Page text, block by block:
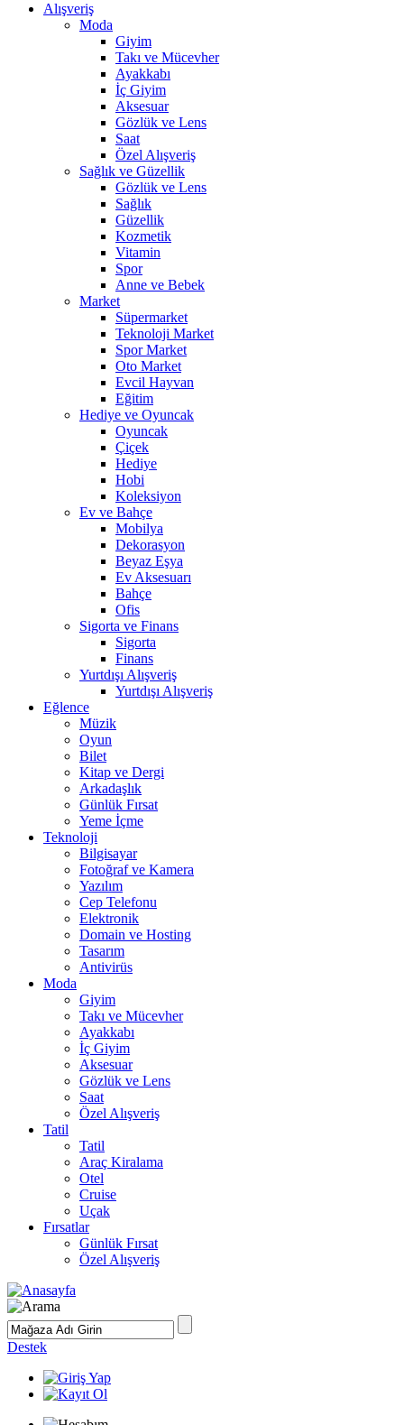
Alışveriş
Moda
Giyim
Takı ve Mücevher
Ayakkabı
İç Giyim
Aksesuar
Gözlük ve Lens
Saat
Özel Alışveriş
Sağlık ve Güzellik
Gözlük ve Lens
Sağlık
Güzellik
Kozmetik
Vitamin
Spor
Anne ve Bebek
Market
Süpermarket
Teknoloji Market
Spor Market
Oto Market
Evcil Hayvan
Eğitim
Hediye ve Oyuncak
Oyuncak
Çiçek
Hediye
Hobi
Koleksiyon
Ev ve Bahçe
Mobilya
Dekorasyon
Beyaz Eşya
Ev Aksesuarı
Bahçe
Ofis
Sigorta ve Finans
Sigorta
Finans
Yurtdışı Alışveriş
Yurtdışı Alışveriş
Eğlence
Müzik
Oyun
Bilet
Kitap ve Dergi
Arkadaşlık
Günlük Fırsat
Yeme İçme
Teknoloji
Bilgisayar
Fotoğraf ve Kamera
Yazılım
Cep Telefonu
Elektronik
Domain ve Hosting
Tasarım
Antivirüs
Moda
Giyim
Takı ve Mücevher
Ayakkabı
İç Giyim
Aksesuar
Gözlük ve Lens
Saat
Özel Alışveriş
Tatil
Tatil
Araç Kiralama
Otel
Cruise
Uçak
Fırsatlar
Günlük Fırsat
Özel Alışveriş
Destek